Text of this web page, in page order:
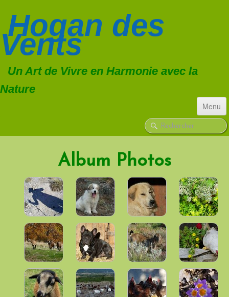
Hogan des
Vents
Un Art de Vivre en Harmonie avec la
Nature
Menu
TROUPEAU▼
FORMATIONS
CONSULTATIONS
EN VENTE
Album Photos